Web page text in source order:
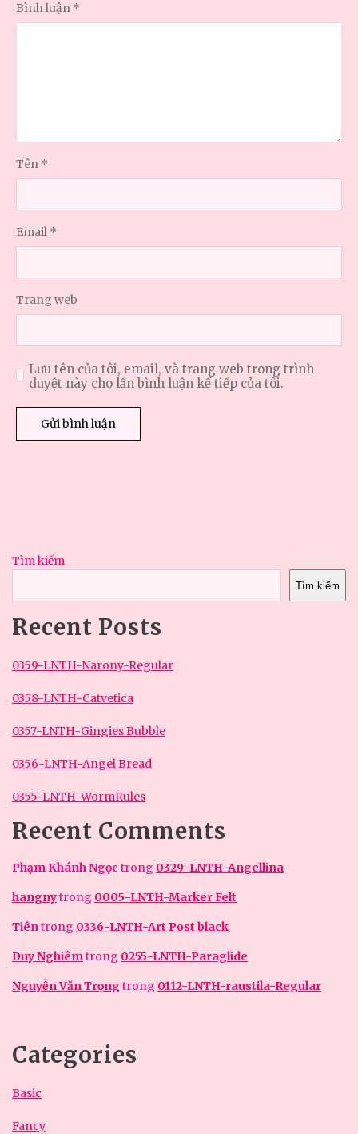
Bình luận *
Tên *
Email *
Trang web
Lưu tên của tôi, email, và trang web trong trình
duyệt này cho lần bình luận kế tiếp của tôi.
Tìm kiếm
Tìm kiếm
Recent Posts
0359-LNTH-Narony-Regular
0358-LNTH-Catvetica
0357-LNTH-Gingies Bubble
0356-LNTH-Angel Bread
0355-LNTH-WormRules
Recent Comments
Phạm Khánh Ngọc trong 0329-LNTH-Angellina
hangnytrong 0005-LNTH-Marker Felt
Tiêntrong 0336-LNTH-Art Post black
Duy Nghiêmtrong 0255-LNTH-Paraglide
Nguyễn Văn Trọngtrong 0112-LNTH-raustila-Regular
Categories
Basic
Fancy